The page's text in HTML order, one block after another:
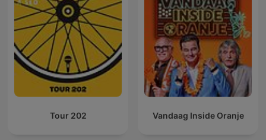
Tour 202 Vandaag Inside Oranje